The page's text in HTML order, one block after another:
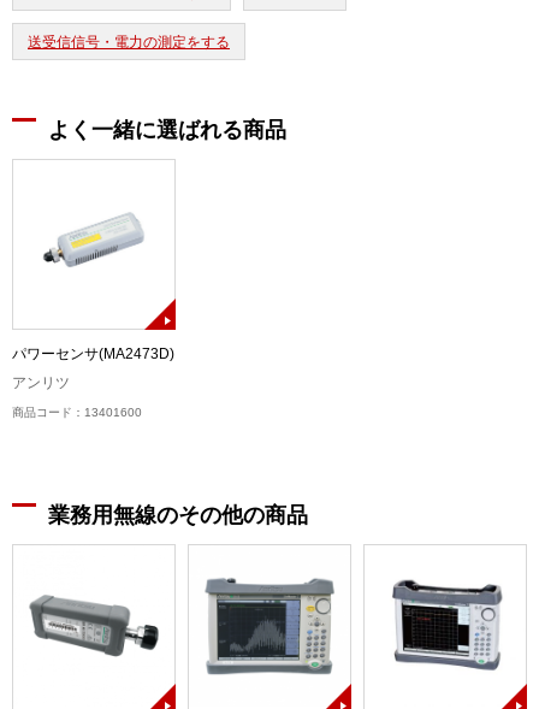
送受信信号・電力の測定をする
よく一緒に選ばれる商品
パワーセンサ(MA2473D)
アンリツ
商品コード：13401600
業務用無線のその他の商品